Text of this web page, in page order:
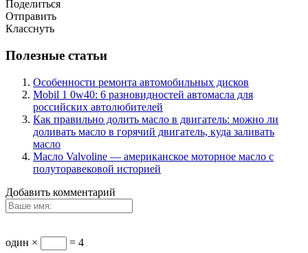
Поделиться
Отправить
Класснуть
Полезные статьи
Особенности ремонта автомобильных дисков
Mobil 1 0w40: 6 разновидностей автомасла для
российских автолюбителей
Как правильно долить масло в двигатель: можно ли
доливать масло в горячий двигатель, куда заливать
масло
Масло Valvoline — американское моторное масло с
полуторавековой историей
Добавить комментарий
один × = 4